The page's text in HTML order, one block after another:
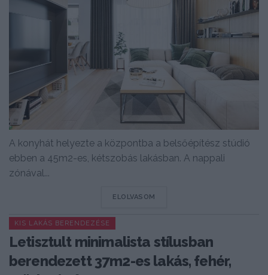
A konyhát helyezte a központba a belsőépítész stúdió
ebben a 45m2-es, kétszobás lakásban. A nappali
zónával...
ELOLVASOM
KIS LAKÁS BERENDEZÉSE
Letisztult minimalista stílusban
berendezett 37m2-es lakás, fehér,